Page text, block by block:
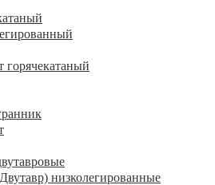
горячекатаный
низколегированные